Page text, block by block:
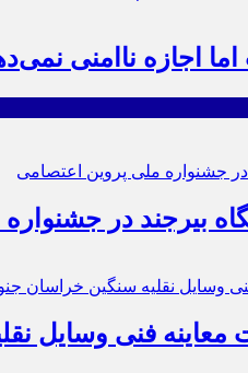
اجازه ناامنی
بیرجند در جشنواره